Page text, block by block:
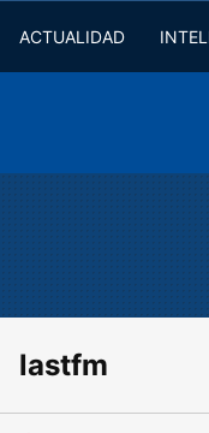
ACTUALIDAD
lastfm